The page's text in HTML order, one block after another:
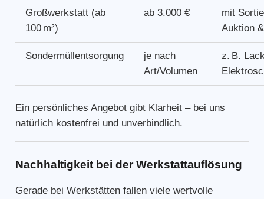
Großwerkstatt (ab
100 m²)
ab 3.000 €
mit
Auktion
Sondermüllentsorgung
je nach
Art/Volumen
z. B.
Ein persönliches Angebot gibt Klarheit – bei uns
natürlich kostenfrei und unverbindlich.
Nachhaltigkeit bei der Werkstattauflösung
Gerade bei Werkstätten fallen viele wertvolle